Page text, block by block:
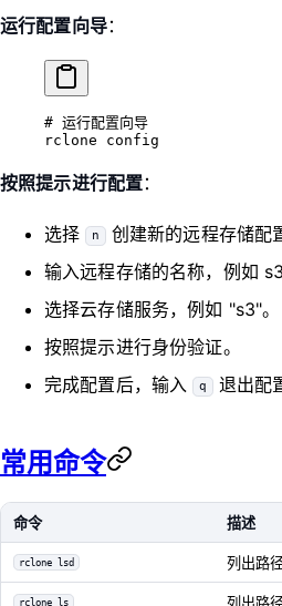
运行配置向导：
# 运行配置向导
rclone config
按照提示进行配置：
选择 n 创建新的远程存储配
输入远程存储的名称，例如
选择云存储服务，例如 "s3"。
按照提示进行身份验证。
完成配置后，输入 q 退出配
常用命令
命令 描述
rclone lsd 列出路
rclone ls 列出路